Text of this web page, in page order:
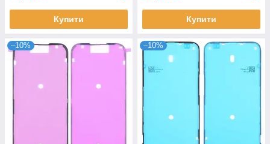
Купити Купити
–10% –10%